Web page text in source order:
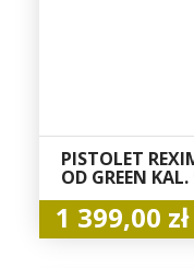
PISTOLET
OD GREEN
1 399,00 zł